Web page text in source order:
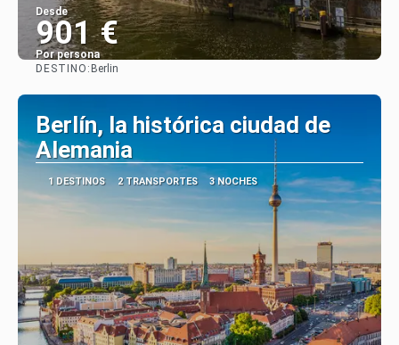
Desde
901 €
Por persona
DESTINO: Berlin
Berlín, la histórica ciudad de
Alemania
1 DESTINOS 2 TRANSPORTES 3 NOCHES